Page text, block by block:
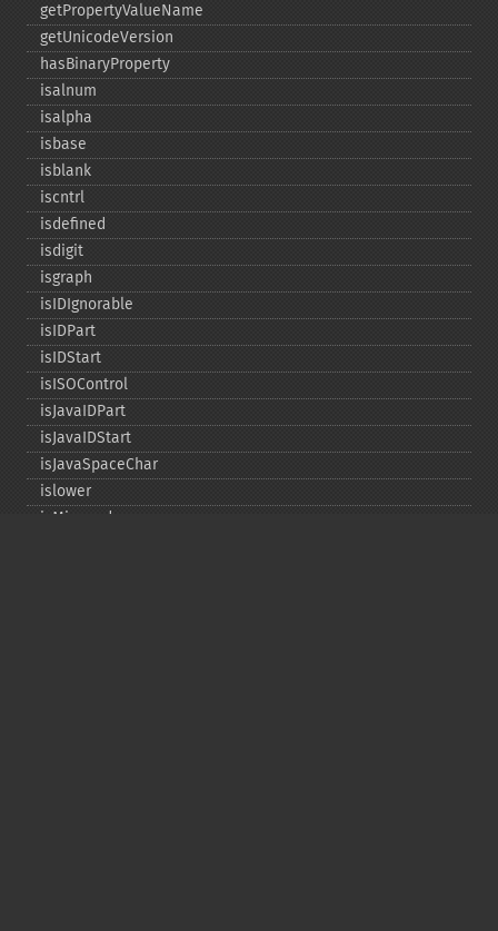
getPropertyValueName
getUnicodeVersion
hasBinaryProperty
isalnum
isalpha
isbase
isblank
iscntrl
isdefined
isdigit
isgraph
isIDIgnorable
isIDPart
isIDStart
isISOControl
isJavaIDPart
isJavaIDStart
isJavaSpaceChar
islower
isMirrored